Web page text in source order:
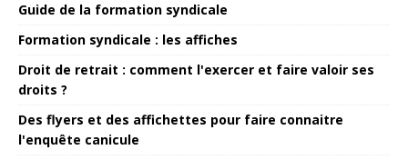
Guide de la formation syndicale
Formation syndicale : les affiches
Droit de retrait : comment l'exercer et faire valoir ses
droits ?
Des flyers et des affichettes pour faire connaitre
l'enquête canicule